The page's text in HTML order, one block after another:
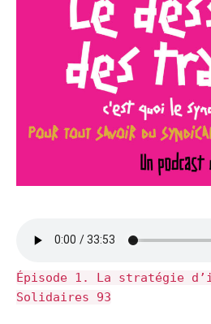
Épisode 1. La stratégie
Solidaires 93